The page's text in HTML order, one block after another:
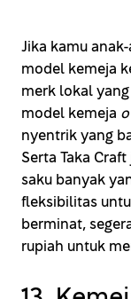
Jika kamu
model kemeja
merk lokal
model kemeja
nyentrik yang
Serta Taka
saku banyak
fleksibilitas
berminat,
rupiah untuk